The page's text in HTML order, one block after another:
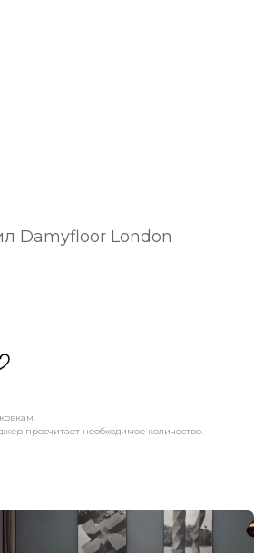
Damyfloor London
просчитает необходимое количество.